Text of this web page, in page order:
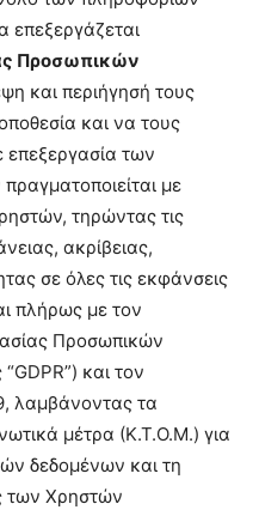
επεξεργάζεται
Προσωπικών
και περιήγησή τους
και να τους
επεξεργασία των
με
τηρώντας τις
ακρίβειας,
σε όλες τις εκφάνσεις
πλήρως με τον
Προσωπικών
και τον
λαμβάνοντας τα
μέτρα (Κ.Τ.Ο.Μ.) για
δεδομένων και τη
των Χρηστών